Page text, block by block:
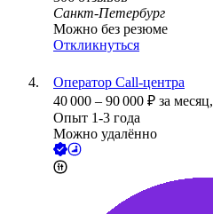
Санкт-Петербург
Можно без резюме
Откликнуться
Оператор Call-центра
40 000 – 90 000 ₽ за месяц,
Опыт 1-3 года
Можно удалённо